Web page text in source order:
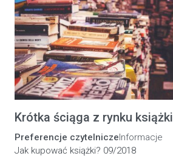
Krótka ściąga z rynku książki
Preferencje czytelniczeInformacje
Jak kupować książki? 09/2018